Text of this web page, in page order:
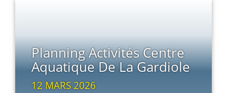
Planning Activités Centre
Aquatique De La Gardiole
12 MARS 2026